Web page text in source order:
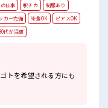
仕事 駅チカ
制服あり
カー完備 染髪OK
ピアスOK
代が活躍
トを希望される方にも
。